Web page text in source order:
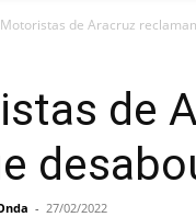
Motoristas de Aracruz
de
- 27/02/2022